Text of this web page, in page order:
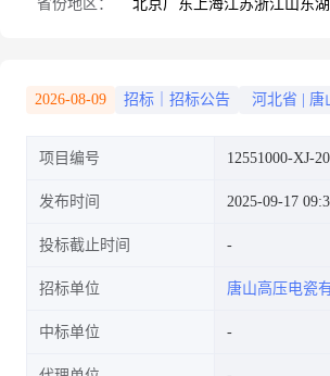
省份地区： 北京广东 上海江苏浙江山东
2026-08-09 招标｜招标公告 河北省 唐
项目编号 12551000-XJ-
发布时间 2025-09-17
投标截止时间
招标单位 唐山高压电瓷
中标单位